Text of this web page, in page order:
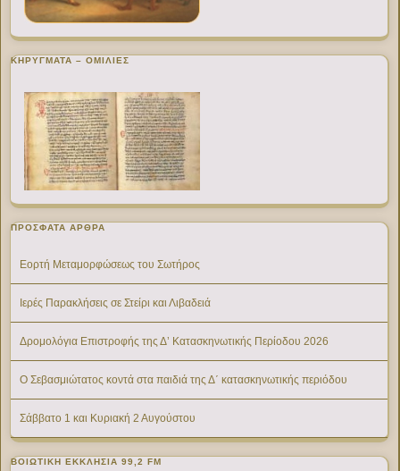
ΚΗΡΥΓΜΑΤΑ – ΟΜΙΛΙΕΣ
ΠΡΌΣΦΑΤΑ ΆΡΘΡΑ
Εορτή Μεταμορφώσεως του Σωτήρος
Ιερές Παρακλήσεις σε Στείρι και Λιβαδειά
Δρομολόγια Επιστροφής της Δ’ Κατασκηνωτικής Περίοδου 2026
Ο Σεβασμιώτατος κοντά στα παιδιά της Δ΄ κατασκηνωτικής περιόδου
Σάββατο 1 και Κυριακή 2 Αυγούστου
ΒΟΙΩΤΙΚΉ ΕΚΚΛΗΣΊΑ 99,2 FM